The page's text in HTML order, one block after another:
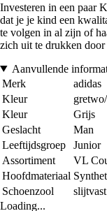
Investeren in een paar
dat je je kind een
te volgen in al zijn of
zich uit te drukken
Aanvullende
Merk
adidas
Kleur
Kleur
Grijs
Geslacht
Man
Leeftijdsgroep
Junior
Assortiment
VL
Hoofdmateriaal
Schoenzool
Loading...